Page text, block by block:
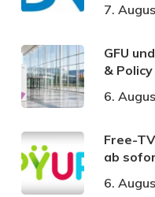
7.
GFU
&
6.
Free-
ab
6.